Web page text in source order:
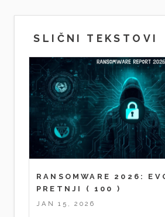
SLIČNI TEKSTOVI
RANSOMWARE 2026:
PRETNJI
( 100 )
JAN 15, 2026